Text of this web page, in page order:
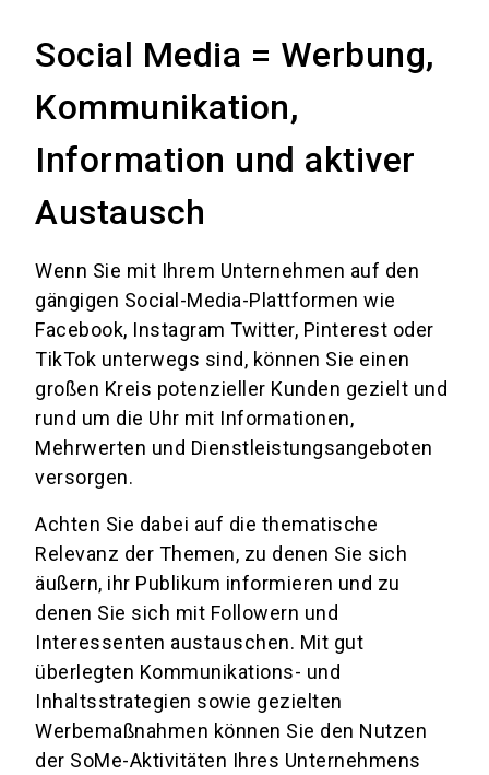
Social Media = Werbung,
Kommunikation,
Information und aktiver
Austausch
Wenn Sie mit Ihrem Unternehmen auf den
gängigen Social-Media-Plattformen wie
Facebook, Instagram Twitter, Pinterest oder
TikTok unterwegs sind, können Sie einen
großen Kreis potenzieller Kunden gezielt und
rund um die Uhr mit Informationen,
Mehrwerten und Dienstleistungsangeboten
versorgen.
Achten Sie dabei auf die thematische
Relevanz der Themen, zu denen Sie sich
äußern, ihr Publikum informieren und zu
denen Sie sich mit Followern und
Interessenten austauschen. Mit gut
überlegten Kommunikations- und
Inhaltsstrategien sowie gezielten
Werbemaßnahmen können Sie den Nutzen
der SoMe-Aktivitäten Ihres Unternehmens